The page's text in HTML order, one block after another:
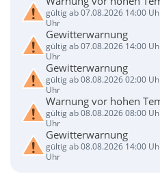
gültig ab 07.08.2026 14:00
Uhr
Gewitterwarnung
gültig ab 07.08.2026 14:00
Uhr
Gewitterwarnung
gültig ab 08.08.2026 02:00
Uhr
Warnung vor hohen
gültig ab 08.08.2026 08:00
Uhr
Gewitterwarnung
gültig ab 08.08.2026 14:00
Uhr